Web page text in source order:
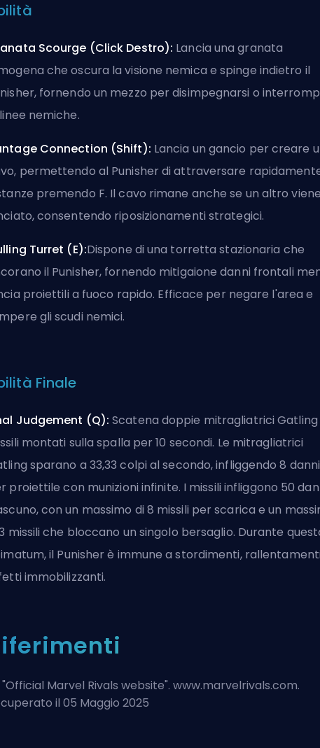
Scourge (Click Destro): Lancia una granata
che oscura la visione nemica e spinge indietro il
fornendo un mezzo per disimpegnarsi o
nemiche.
Connection (Shift): Lancia un gancio per creare
permettendo al Punisher di attraversare
premendo F. Il cavo rimane anche se un altro viene
consentendo riposizionamenti strategici.
Turret (E):Dispone di una torretta stazionaria che
il Punisher, fornendo mitigaione danni frontali
proiettili a fuoco rapido. Efficace per negare l'area e
gli scudi nemici.
Finale
Judgement (Q):Scatena doppie mitragliatrici Gatling
montati sulla spalla per 10 secondi. Le mitragliatrici
sparano a 33,33 colpi al secondo, infliggendo 8 danni
proiettile con munizioni infinite. I missili infliggono 50
con un massimo di 8 missili per scarica e un
missili che bloccano un singolo bersaglio. Durante
, il Punisher è immune a stordimenti,
immobilizzanti.
Official Marvel Rivals website". www.marvelrivals.com.
il 05 Maggio 2025